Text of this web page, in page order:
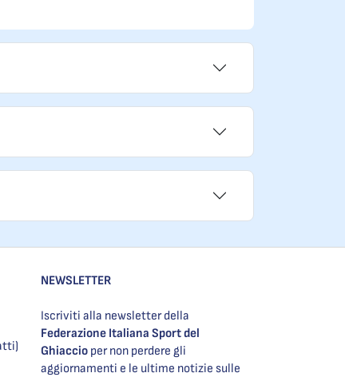
NEWSLETTER
Iscriviti alla newsletter della
Federazione Italiana Sport del
Ghiaccio per non perdere gli
aggiornamenti e le ultime notizie sulle